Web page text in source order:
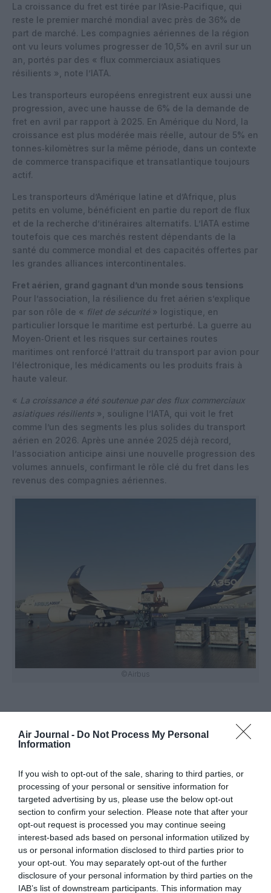
Air Journal - Do Not Process My Personal
Information
If you wish to opt-out of the sale, sharing to third parties, or
processing of your personal or sensitive information for
targeted advertising by us, please use the below opt-out
section to confirm your selection. Please note that after your
opt-out request is processed you may continue seeing
interest-based ads based on personal information utilized by
us or personal information disclosed to third parties prior to
your opt-out. You may separately opt-out of the further
disclosure of your personal information by third parties on the
IAB’s list of downstream participants. This information may
La croissance du fret est tirée par l’Asie‑Pacifique, qui
reste le premier marché mondial avec près de 36% de
part de marché. Les compagnies aériennes de la région
ont vu leurs volumes progresser de 10,5% en avril sur un
an, portés par des « flux commerciaux asiatiques
résilients », note l’IATA.
Les transporteurs européens enregistrent eux aussi une
progression, avec une hausse de 6% de la demande de
fret en avril par rapport à 2025. En Amérique du Nord, la
croissance est plus modérée mais réelle, autour de 5% en
tonnes‑kilomètres sur la même période, dans un contexte
de commerce transpacifique et transatlantique toujours
actif.
Les transporteurs d’Amérique latine et d’Afrique, plus
petits en volume, bénéficient en partie du report de flux
et de la recherche d’itinéraires alternatifs. L’IATA estime
toutefois que ces marchés restent dépendants de la
santé du commerce mondial et des capacités offertes par
les grandes alliances intercontinentales.
Fret aérien, grand gagnant d’un monde sous tensions
Pour l’association, la résilience du fret aérien s’explique
par son rôle de « filet de sécurité » logistique, en
particulier lorsque le maritime est perturbé. La guerre au
Moyen‑Orient et les risques sur certaines routes
maritimes ont renforcé l’attrait du transport par avion pour
l’électronique, les médicaments ou les produits frais à
haute valeur.
« La croissance a été soutenue par des flux commerciaux
asiatiques résilients », souligne l’IATA, qui voit le fret
comme l’un des segments les plus solides du transport
aérien en 2026. Après une année 2025 déjà record,
l’association anticipe ainsi une nouvelle progression des
volumes annuels, confirmant le rôle clé du fret dans les
revenus des compagnies aériennes.
©Airbus
Vous avez apprécié l’article ?
Soutenez-nous, faites un don !
NOUS SOUTENIR
PARTAGER L'ARTICLE